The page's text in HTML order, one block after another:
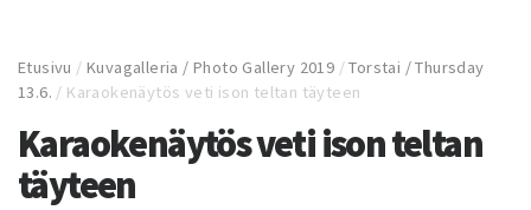
Etusivu /Kuvagalleria / Photo Gallery 2019 /Torstai / Thursday
13.6. / Karaokenäytös veti ison teltan täyteen
Karaokenäytös veti ison teltan
täyteen